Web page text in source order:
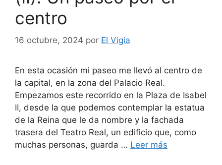
centro
16 octubre, 2024 por El Vigia
En esta ocasión mi paseo me llevó al centro de
la capital, en la zona del Palacio Real.
Empezamos este recorrido en la Plaza de Isabel
II, desde la que podemos contemplar la estatua
de la Reina que le da nombre y la fachada
trasera del Teatro Real, un edificio que, como
muchas personas, guarda … Leer más